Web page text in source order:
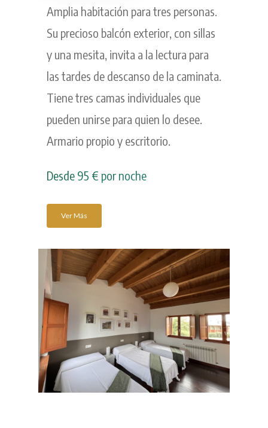
Amplia habitación para tres personas.
Su precioso balcón exterior, con sillas
y una mesita, invita a la lectura para
las tardes de descanso de la caminata.
Tiene tres camas individuales que
pueden unirse para quien lo desee.
Armario propio y escritorio.
Desde 95 € por noche
Ver Más